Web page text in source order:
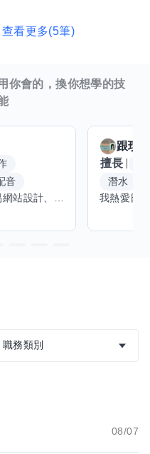
查看更多(5筆)
你會的，換你想學的技
音
跟玟
擅長
潛水
職務類別
08/07